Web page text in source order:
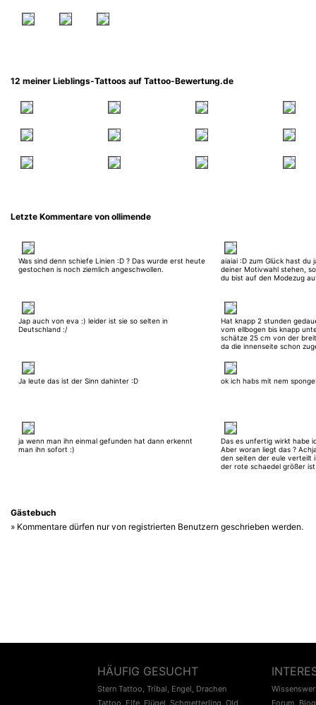
12 meiner Lieblings-Tattoos auf Tattoo-Bewertung.de
Letzte Kommentare von ollimende
Was sind denn schiefe Linien :D ? Das wurde erst heute
gestochen is noch ziemlich angeschwollen.
aiaiai :D zum Glück hast du
deiner Motivwahl stehen,
du bist auf den Modezug
Jap auch von eva :) leider ist sie so selten in
Deutschland :/
Hat knapp 2 stunden
vom ellbogen bis knapp
schätze 25 cm von der
da die innenseite schon
Ja leute das ist der Sinn dahinter :D ok ich habs mit nem
ja wenn man ihn einmal gefunden hat dann erkennt
man ihn sofort :)
Das es unfertig wirkt habe
Aber woran liegt das ?
den seiten der eule verteilt
der rote schaedel größer
Gästebuch
» Kommentare dürfen nur von registrierten Benutzern geschrieben werden.
HÄUFIG GESUCHT
Stern Tattoo, Tribal, Engel, Drachen
Tattoo Elfe Flügel Schmetterling Old
Forum Blog